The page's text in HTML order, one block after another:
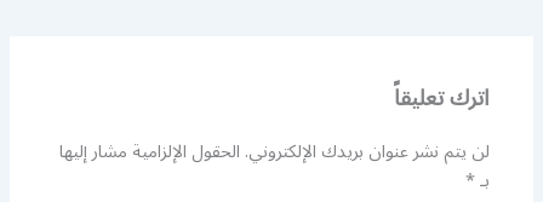
اترك تعليقاً
لن يتم نشر عنوان بريدك الإلكتروني.الحقول الإلزامية مشار إليها
بـ*